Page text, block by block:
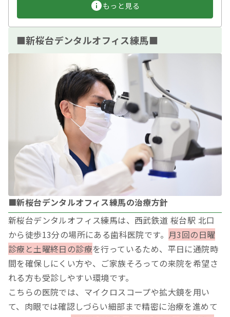
もっと見る
■新桜台デンタルオフィス練馬■
■新桜台デンタルオフィス練馬の治療方針
新桜台デンタルオフィス練馬は、西武鉄道 桜台駅 北口
から徒歩13分の場所にある歯科医院です。 月3回の日曜
診療と土曜終日の診療を行っているため、平日に通院時
間を確保しにくい方や、ご家族そろっての来院を希望さ
れる方も受診しやすい環境です。
こちらの医院では、マイクロスコープや拡大鏡を用い
て、肉眼では確認しづらい細部まで精密に治療を進めて